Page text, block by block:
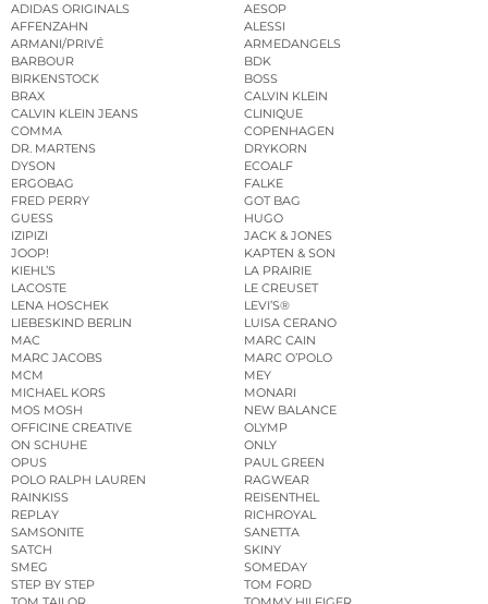
ADIDAS ORIGINALS
AESOP
AFFENZAHN
ALESSI
ARMANI/PRIVÉ
ARMEDANGELS
BARBOUR
BDK
BIRKENSTOCK
BOSS
BRAX
CALVIN KLEIN
CALVIN KLEIN JEANS
CLINIQUE
COMMA
COPENHAGEN
DR. MARTENS
DRYKORN
DYSON
ECOALF
ERGOBAG
FALKE
FRED PERRY
GOT BAG
GUESS
HUGO
IZIPIZI
JACK & JONES
JOOP!
KAPTEN & SON
KIEHL’S
LA PRAIRIE
LACOSTE
LE CREUSET
LENA HOSCHEK
LEVI’S®
LIEBESKIND BERLIN
LUISA CERANO
MAC
MARC CAIN
MARC JACOBS
MARC O’POLO
MCM
MEY
MICHAEL KORS
MONARI
MOS MOSH
NEW BALANCE
OFFICINE CREATIVE
OLYMP
ON SCHUHE
ONLY
OPUS
PAUL GREEN
POLO RALPH LAUREN
RAGWEAR
RAINKISS
REISENTHEL
REPLAY
RICHROYAL
SAMSONITE
SANETTA
SATCH
SKINY
SMEG
SOMEDAY
STEP BY STEP
TOM FORD